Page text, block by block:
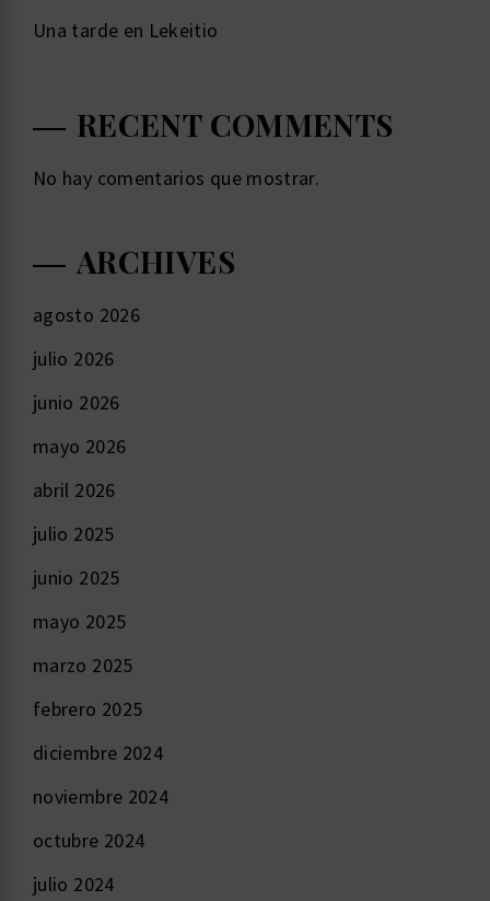
Una tarde en Lekeitio
RECENT COMMENTS
No hay comentarios que mostrar.
ARCHIVES
agosto 2026
julio 2026
junio 2026
mayo 2026
abril 2026
julio 2025
junio 2025
mayo 2025
marzo 2025
febrero 2025
diciembre 2024
noviembre 2024
octubre 2024
julio 2024